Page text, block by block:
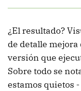
¿El resultado?
de detalle mejora
versión que
Sobre todo se
estamos quietos